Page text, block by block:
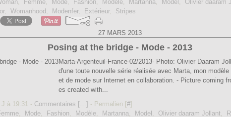
, Femme, Mode, Fashion, Modèle, Martanna, Model , Olivier daaram
, Womanhood , Modenfer, Extérieur, Stripes
27 MARS 2013
Posing at the bridge - Mode - 2013
Marta-Argenteuil-France-02/2013- Photo: Olivier Daaram
d'une toute nouvelle série réalisée avec Marta, mon modèle
et de mode sur Internet en collaboration. - Picture coming
es created with...
J à 19:31 - Commentaires [ …] - Permalien [#]
, Mode, Fashion, Modèle, Martanna, Model , Olivier daaram Jollant,